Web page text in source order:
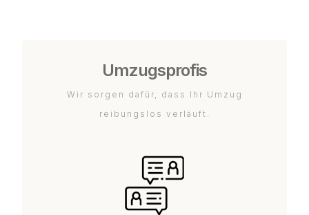
Umzugsprofis
Wir sorgen dafür, dass Ihr Umzug
reibungslos verläuft.